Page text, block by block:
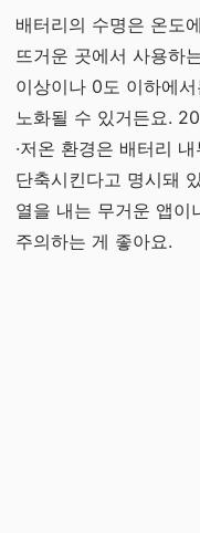
배터리의 수명은 온도
뜨거운 곳에서 사용하
이상이나 0도 이하에
노화될 수 있거든요.
·저온 환경은 배터리
단축시킨다고 명시돼
열을 내는 무거운 앱이
주의하는 게 좋아요.